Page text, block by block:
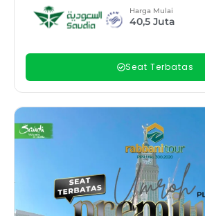
Harga Mulai
40,5 Juta
Seat Terbatas